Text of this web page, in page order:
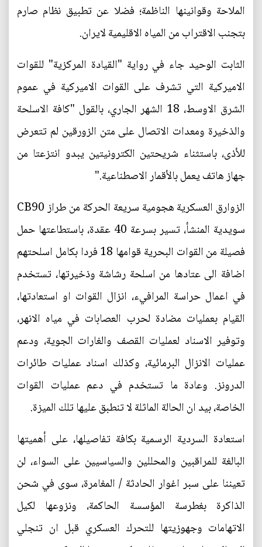
الملاحة وقوانينها الناظمة؛ فضلا عن تطبيق نظام صارم
بتجنب الاقتراب من المياه الاقليمية لايران.
الثابت الوحيد جاء في رواية "القيادة المركزية" للقوات
الاميركية التي تشرف على القوات الاميركية في عموم
الشرق الاوسط، 18 الشهر الجاري، بالقول "كافة الاسلحة
والذخيرة ومعدات الاتصال على متن الزورقين لم تتعرض
للأذى، باستثناء شريحتين الكترونيتين يبدو انتزعتا من
جهاز هاتف يعمل بالأقمار الاصطناعية."
الزوارق العسكرية هجومية سريعة الحركة من طراز CB90
سويدية المنشأ، تسير بسرعة 40 عقدة، باستطاعتها حمل
فصيلة من القوات البحرية قوامها 18 فردا بكامل اسلحتهم
اضافة الى عتادها من اسلحة رشاشة وذخيرتها، تستخدم
في اعمال حراسة المرافيء، انزال القوات او استعادتها،
القيام بعمليات مضادة لحرب العصابات في مياه الانهر،
وتوفير الاسناد لعمليات القصف والغارات الجوية، ودعم
عمليات الانزال البرمائية، وكذلك اسناد عمليات طائرات
الدرونز. وعادة ما تستخدم في دعم عمليات القوات
الخاصة، بيد ان الحالة الماثلة لا تنطبق عليها تلك الميزة.
استعادة السردية الرسمية بكافة تفاصيلها، على أهميتها
البالغة للمراقبين والمحللين والسياسيين على السواء، لن
تعيننا على سبر اغوار الحادثة / المغامرة، سوى في شحن
الذاكرة بغطرسة المؤسسة الحاكمة، ونزوعها لكيل
الاتهامات وجهوزيتها للتحرك العسكري قبل ان تنجلي